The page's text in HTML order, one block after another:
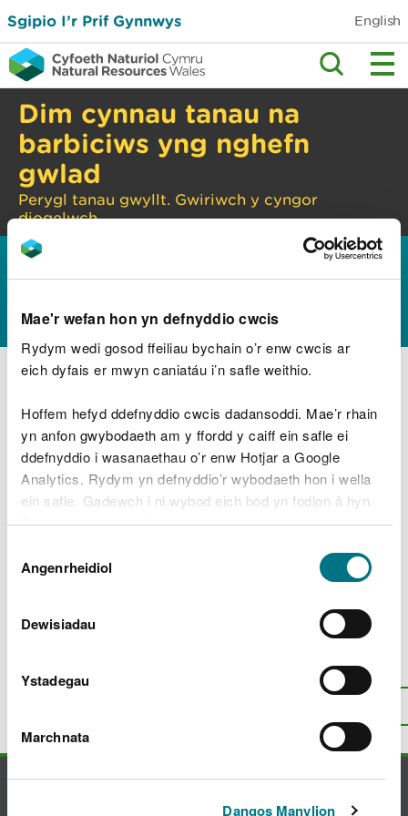
Mae'r wefan hon yn defnyddio cwcis
Rydym wedi gosod ffeiliau bychain o’r enw cwcis ar
eich dyfais er mwyn caniatáu i’n safle weithio.
Hoffem hefyd ddefnyddio cwcis dadansoddi. Mae’r rhain
yn anfon gwybodaeth am y ffordd y caiff ein safle ei
ddefnyddio i wasanaethau o’r enw Hotjar a Google
Analytics. Rydym yn defnyddio’r wybodaeth hon i wella
ein safle. Gadewch i ni wybod eich bod yn fodlon â hyn.
Byddwn yn defnyddio cwci i gadw eich dewis.
Gellirdarllen mwy am ein cwcis cyn i chi ddewis.
Caniatâd
Angenrheidiol
Dewisiadau
Ystadegau
Marchnata
Dangos Manylion
Sgipio I’r Prif Gynnwys English
Dim cynnau tanau na
barbiciws yng nghefn
gwlad
Perygl tanau gwyllt. Gwiriwch y cyngor
diogelwch.
Hafan Sut cawn ein rheoli
Pwyllgorau’r Bwrdd
cyffredinol o weithio
Pwyllgor archwilio a rheoli risg (ARAC)
Y pwyllgor cyllid (FC)
Cylch Gorchwyl y Pwyllgor Ardaloedd
Gwarchodedig (PrAC)
Pwyllgor Pobl a Cwsmeriaid (PCC)
hon?Rhowch eich adborth